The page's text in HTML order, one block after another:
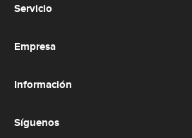
Servicio
Empresa
Información
Síguenos